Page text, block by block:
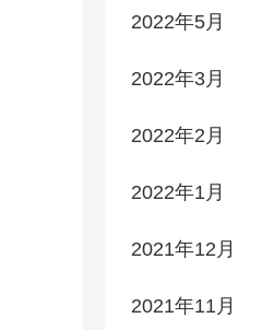
2022年5月
2022年3月
2022年2月
2022年1月
2021年12月
2021年11月